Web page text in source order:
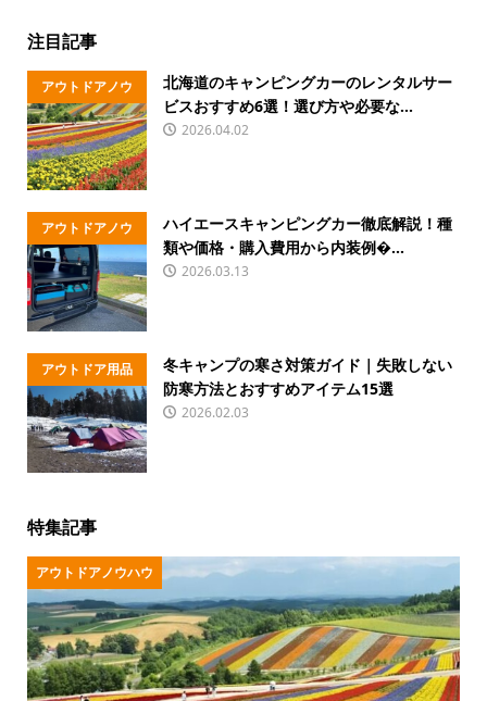
注目記事
アウトドアノウ
ハウ
北海道のキャンピングカーのレンタルサー
ビスおすすめ6選！選び方や必要な...
2026.04.02
アウトドアノウ
ハウ
ハイエースキャンピングカー徹底解説！種
類や価格・購入費用から内装例�...
2026.03.13
アウトドア用品
冬キャンプの寒さ対策ガイド｜失敗しない
防寒方法とおすすめアイテム15選
2026.02.03
特集記事
アウトドアノウハウ